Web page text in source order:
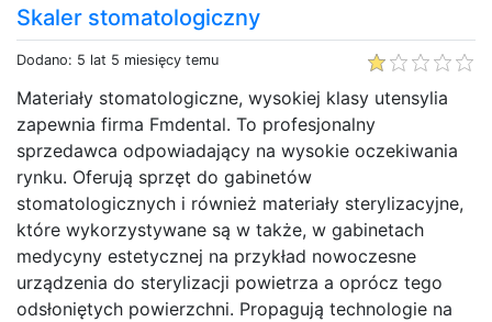
Skaler stomatologiczny
Dodano: 5 lat 5 miesięcy temu
Materiały stomatologiczne, wysokiej klasy utensylia
zapewnia firma Fmdental. To profesjonalny
sprzedawca odpowiadający na wysokie oczekiwania
rynku. Oferują sprzęt do gabinetów
stomatologicznych i również materiały sterylizacyjne,
które wykorzystywane są w także, w gabinetach
medycyny estetycznej na przykład nowoczesne
urządzenia do sterylizacji powietrza a oprócz tego
odsłoniętych powierzchni. Propagują technologie na